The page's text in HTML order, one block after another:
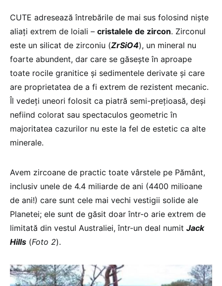
CUTE adresează întrebările de mai sus folosind niște
aliați extrem de loiali – cristalele de zircon. Zirconul
este un silicat de zirconiu (ZrSiO4), un mineral nu
foarte abundent, dar care se găsește în aproape
toate rocile granitice și sedimentele derivate și care
are proprietatea de a fi extrem de rezistent mecanic.
Îl vedeți uneori folosit ca piatră semi-prețioasă, deși
nefiind colorat sau spectaculos geometric în
majoritatea cazurilor nu este la fel de estetic ca alte
minerale.
Avem zircoane de practic toate vârstele pe Pământ,
inclusiv unele de 4.4 miliarde de ani (4400 milioane
de ani!) care sunt cele mai vechi vestigii solide ale
Planetei; ele sunt de găsit doar într-o arie extrem de
limitată din vestul Australiei, într-un deal numit Jack
Hills (Foto 2).